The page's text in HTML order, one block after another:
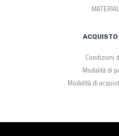
ACQUISTO
Condizioni
Modalità di
Modalità di